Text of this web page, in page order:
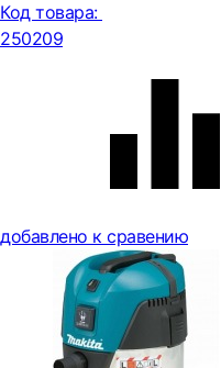
Код товара:
250209
добавлено к сравению